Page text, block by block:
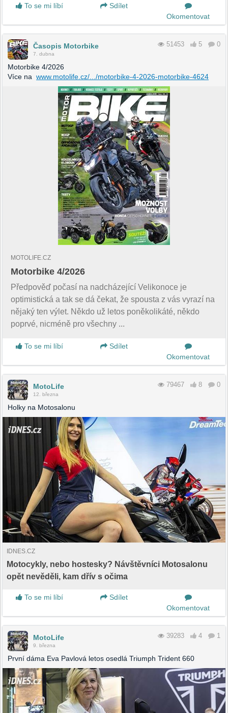
To se mi líbí
Sdílet
Okomentovat
Časopis Motorbike
7. dubna
51453 5 0
Motorbike 4/2026
Více na www.motolife.cz/.../motorbike-4-2026-motorbike-4624
MOTOLIFE.CZ
Motorbike 4/2026
Předpověď počasí na nadcházející Velikonoce je
optimistická a tak se dá čekat, že spousta z vás vyrazí na
nějaký ten výlet. Někdo už letos poněkolikáté, někdo
poprvé, nicméně pro všechny ...
To se mi líbí
Sdílet
Okomentovat
MotoLife
12. března
79467 8 0
Holky na Motosalonu
IDNES.CZ
Motocykly, nebo hostesky? Návštěvníci Motosalonu
opět nevěděli, kam dřív s očima
To se mi líbí
Sdílet
Okomentovat
MotoLife
9. března
39283 4 1
První dáma Eva Pavlová letos osedlá Triumph Trident 660